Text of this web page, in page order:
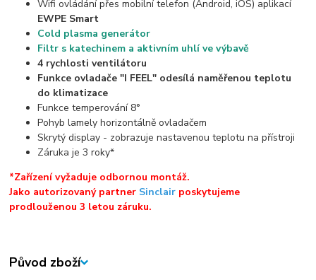
Wifi ovládání přes mobilní telefon (Android, iOS) aplikací
EWPE Smart
Cold plasma generátor
Filtr s katechinem a aktivním uhlí ve výbavě
4 rychlosti ventilátoru
Funkce ovladače "I FEEL" odesílá naměřenou teplotu
do klimatizace
Funkce temperování 8°
Pohyb lamely horizontálně ovladačem
Skrytý display - zobrazuje nastavenou teplotu na přístroji
Záruka je 3 roky*
*Zařízení vyžaduje odbornou montáž.
Jako autorizovaný partner Sinclair poskytujeme
prodlouženou 3 letou záruku.
Původ zboží